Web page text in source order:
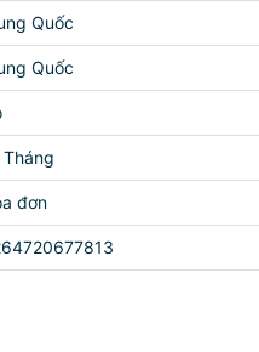
Quốc
Quốc
Tháng
đơn